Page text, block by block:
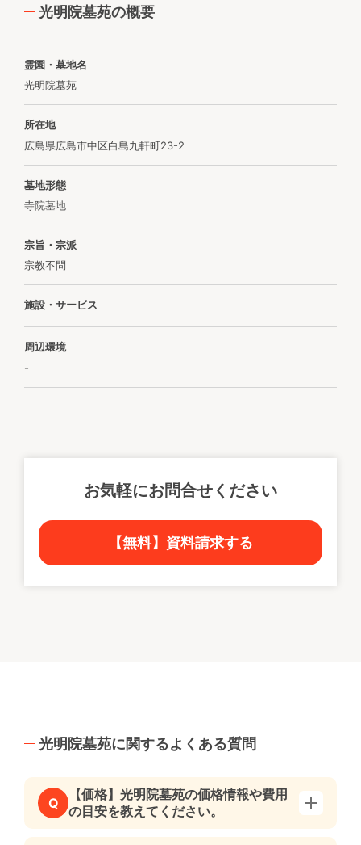
光明院墓苑の概要
霊園・墓地名
光明院墓苑
所在地
広島県広島市中区白島九軒町23-2
墓地形態
寺院墓地
宗旨・宗派
宗教不問
施設・サービス
周辺環境
-
お気軽にお問合せください
【無料】資料請求する
光明院墓苑に関するよくある質問
Q
【価格】光明院墓苑の価格情報や費用
の目安を教えてください。